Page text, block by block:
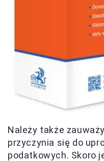
Należy także
przyczynia się do
podatkowych. Skoro